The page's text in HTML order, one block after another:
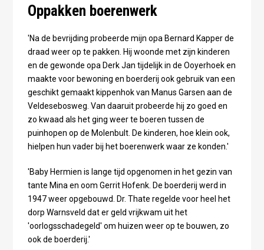
Oppakken boerenwerk
'Na de bevrijding probeerde mijn opa Bernard Kapper de
draad weer op te pakken. Hij woonde met zijn kinderen
en de gewonde opa Derk Jan tijdelijk in de Ooyerhoek en
maakte voor bewoning en boerderij ook gebruik van een
geschikt gemaakt kippenhok van Manus Garsen aan de
Veldesebosweg. Van daaruit probeerde hij zo goed en
zo kwaad als het ging weer te boeren tussen de
puinhopen op de Molenbult. De kinderen, hoe klein ook,
hielpen hun vader bij het boerenwerk waar ze konden.'
'Baby Hermien is lange tijd opgenomen in het gezin van
tante Mina en oom Gerrit Hofenk. De boerderij werd in
1947 weer opgebouwd. Dr. Thate regelde voor heel het
dorp Warnsveld dat er geld vrijkwam uit het
'oorlogsschadegeld' om huizen weer op te bouwen, zo
ook de boerderij.'